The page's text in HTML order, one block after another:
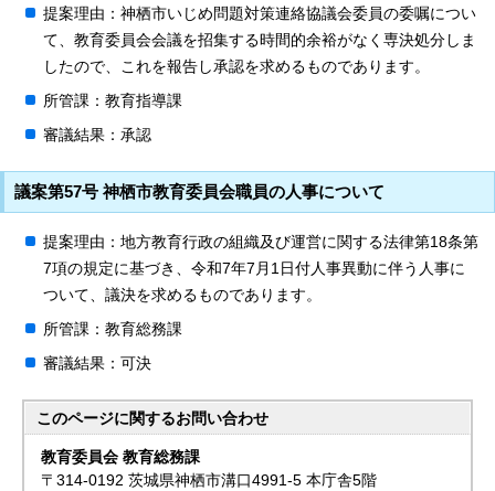
提案理由：神栖市いじめ問題対策連絡協議会委員の委嘱につい
て、教育委員会会議を招集する時間的余裕がなく専決処分しま
したので、これを報告し承認を求めるものであります。
所管課：教育指導課
審議結果：承認
議案第57号 神栖市教育委員会職員の人事について
提案理由：地方教育行政の組織及び運営に関する法律第18条第
7項の規定に基づき、令和7年7月1日付人事異動に伴う人事に
ついて、議決を求めるものであります。
所管課：教育総務課
審議結果：可決
このページに関するお問い合わせ
教育委員会 教育総務課
〒314-0192 茨城県神栖市溝口4991-5 本庁舎5階